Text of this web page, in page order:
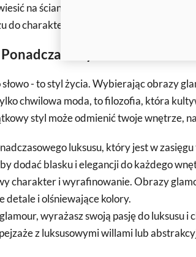
na ścianie w stylu glamour, tworząc
do charakteru Twojego pomieszczenia,
Luksus
- to styl życia. Wybierając obrazy
chwilowa moda, to filozofia, która
styl może odmienić twoje wnętrze,
luksusu, który jest w
dodać blasku i elegancji do każdego
charakter i wyrafinowanie. Obrazy
detale i olśniewające kolory.
wyrażasz swoją pasję do luksusu
z luksusowymi willami lub